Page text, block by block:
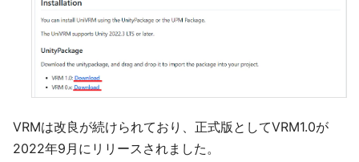
VRMは改良が続けられており、正式版としてVRM1.0が
2022年9月にリリースされました。